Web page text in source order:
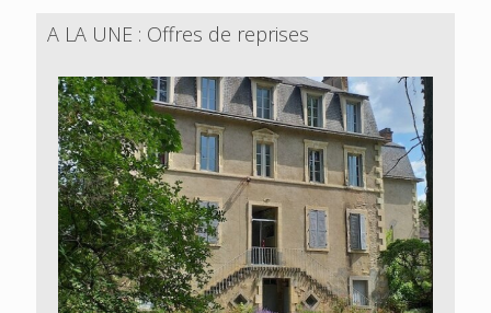
A LA UNE : Offres de reprises